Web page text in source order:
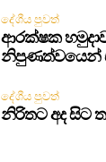
දේශීය පුවත්
ආරක්ෂක
නිපුණත්වයෙන්
දේශීය පුවත්
නිරිතට අද සිට